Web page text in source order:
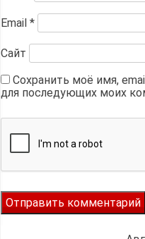
Email *
Сайт
Сохранить моё имя,
для последующих моих